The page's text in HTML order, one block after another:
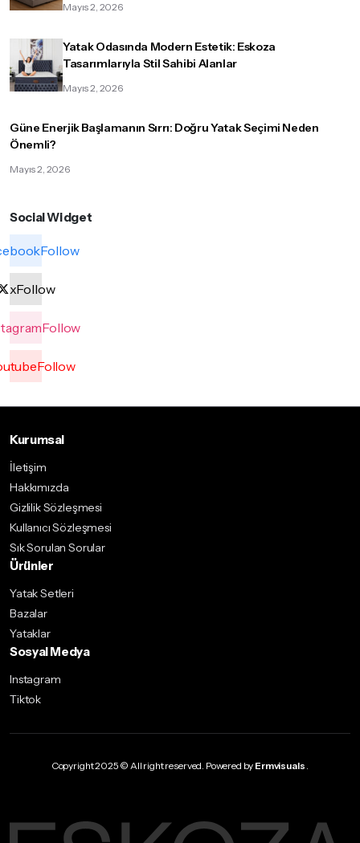
Mayıs 2, 2026
Yatak Odasında Modern Estetik: Eskoza
Tasarımlarıyla Stil Sahibi Alanlar
Mayıs 2, 2026
Güne Enerjik Başlamanın Sırrı: Doğru Yatak Seçimi Neden
Önemli?
Mayıs 2, 2026
Social Widget
Follow
xFollow
Follow
Follow
Kurumsal
İletişim
Hakkımızda
Gizlilik Sözleşmesi
Kullanıcı Sözleşmesi
Sık Sorulan Sorular
Ürünler
Yatak Setleri
Bazalar
Yataklar
Sosyal Medya
Instagram
Tiktok
Copyright 2025 © All right reserved. Powered by Ermvisuals .